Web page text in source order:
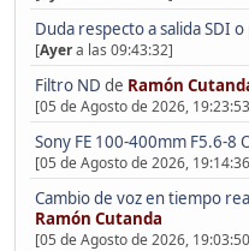
Duda respecto a salida SDI
[Ayera las 09:43:32]
Filtro ND de Ramón
[05 de Agosto de 2026,
Sony FE 100-400mm F5.6-8
[05 de Agosto de 2026,
Cambio de voz en tiempo
Ramón Cutanda
[05 de Agosto de 2026,